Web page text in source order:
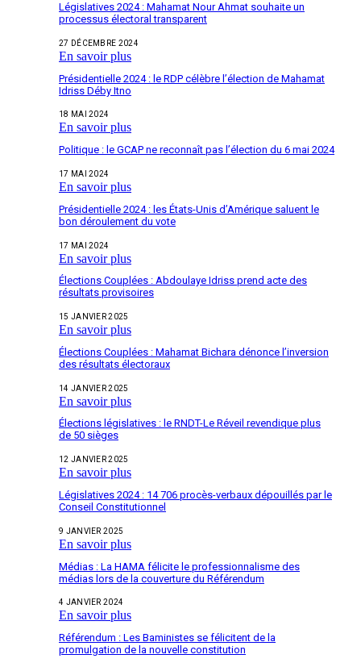
Législatives 2024 : Mahamat Nour Ahmat souhaite un
processus électoral transparent
27 DÉCEMBRE 2024
En savoir plus
Présidentielle 2024 : le RDP célèbre l’élection de Mahamat
Idriss Déby Itno
18 MAI 2024
En savoir plus
Politique : le GCAP ne reconnaît pas l’élection du 6 mai 2024
17 MAI 2024
En savoir plus
Présidentielle 2024 : les États-Unis d’Amérique saluent le
bon déroulement du vote
17 MAI 2024
En savoir plus
Élections Couplées : Abdoulaye Idriss prend acte des
résultats provisoires
15 JANVIER 2025
En savoir plus
Élections Couplées : Mahamat Bichara dénonce l’inversion
des résultats électoraux
14 JANVIER 2025
En savoir plus
Élections législatives : le RNDT-Le Réveil revendique plus
de 50 sièges
12 JANVIER 2025
En savoir plus
Législatives 2024 : 14 706 procès-verbaux dépouillés par le
Conseil Constitutionnel
9 JANVIER 2025
En savoir plus
Médias : La HAMA félicite le professionnalisme des
médias lors de la couverture du Référendum
4 JANVIER 2024
En savoir plus
Référendum : Les Baministes se félicitent de la
promulgation de la nouvelle constitution